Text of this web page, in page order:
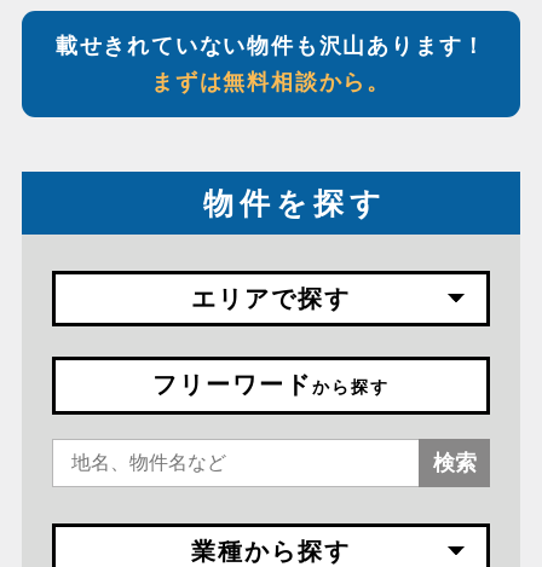
載せきれていない物件も沢山あります！
まずは無料相談から。
物件を探す
エリアで探す
フリーワードから探す
検索
業種から探す